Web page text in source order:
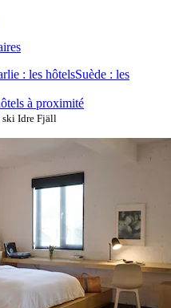
: les hôtelsSuède : les
à proximité
ski Idre Fjäll